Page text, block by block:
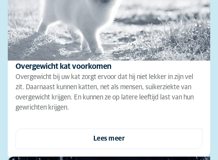
Overgewicht kat voorkomen
Overgewicht bij uw kat zorgt ervoor dat hij niet lekker in zijn vel
zit. Daarnaast kunnen katten, net als mensen, suikerziekte van
overgewicht krijgen. En kunnen ze op latere leeftijd last van hun
gewrichten krijgen.
Lees meer